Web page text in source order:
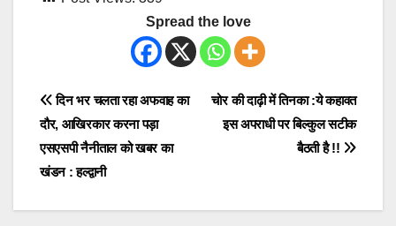
Spread the love
Post
navigation
चोर की दाढ़ी में तिनका :ये कहावत
इस अपराधी पर बिल्कुल सटीक
बैठती है !!
दिन भर चलता रहा अफवाह का
दौर, आखिरकार करना पड़ा
एसएसपी नैनीताल को खबर का
खंडन : हल्द्वानी